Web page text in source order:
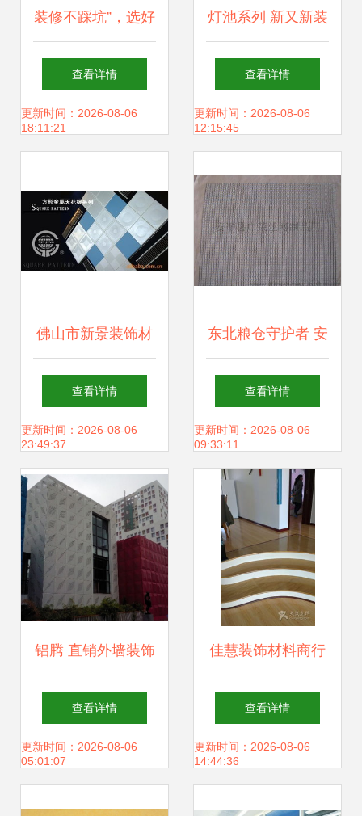
装修不踩坑”，选好
材料是关键——精
明业主必知的装饰
查看详情
更新时间：2026-08-06
18:11:21
灯池系列 新又新装
饰材料点亮空间美
学
查看详情
更新时间：2026-08-06
12:15:45
佛山市新景装饰材
料制造 金属建材产
品全览与应用指南
查看详情
更新时间：2026-08-06
23:49:37
东北粮仓守护者 安
心选择国标挡粮网
的专业之道
查看详情
更新时间：2026-08-06
09:33:11
铝腾 直销外墙装饰
材料定制铝单板，
重塑建筑美学新标
查看详情
更新时间：2026-08-06
05:01:07
佳慧装饰材料商行
查看详情
更新时间：2026-08-06
14:44:36